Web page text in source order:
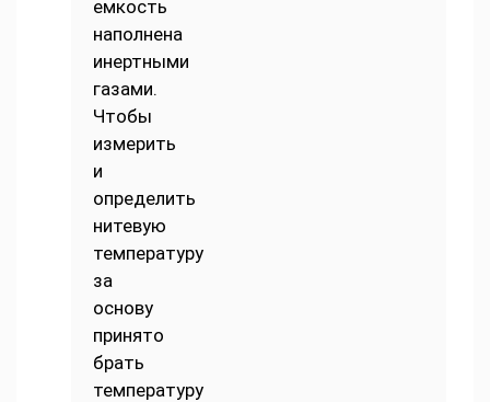
емкость
наполнена
инертными
газами.
Чтобы
измерить
и
определить
нитевую
температуру
за
основу
принято
брать
температуру